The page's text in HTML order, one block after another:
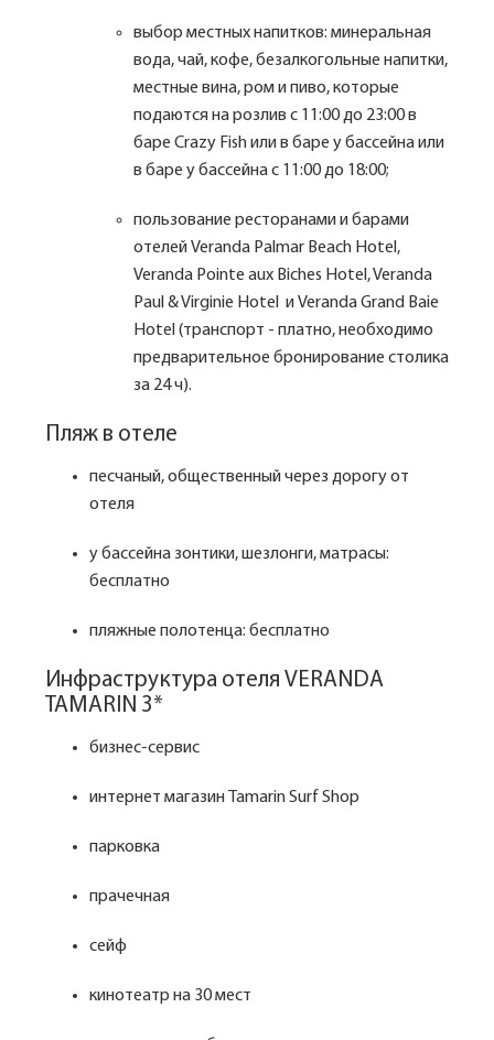
выбор местных напитков: минеральная
вода, чай, кофе, безалкогольные напитки,
местные вина, ром и пиво, которые
подаются на розлив с 11:00 до 23:00 в
баре Crazy Fish или в баре у бассейна или
в баре у бассейна с 11:00 до 18:00;
пользование ресторанами и барами
отелей Veranda Palmar Beach Hotel,
Veranda Pointe aux Biches Hotel, Veranda
Paul & Virginie Hotel и Veranda Grand Baie
Hotel (транспорт - платно, необходимо
предварительное бронирование столика
за 24 ч).
Пляж в отеле
песчаный, общественный через дорогу от
отеля
у бассейна зонтики, шезлонги, матрасы:
бесплатно
пляжные полотенца: бесплатно
Инфраструктура отеля VERANDA
TAMARIN 3*
бизнес-сервис
интернет магазин Tamarin Surf Shop
парковка
прачечная
сейф
кинотеатр на 30 мест